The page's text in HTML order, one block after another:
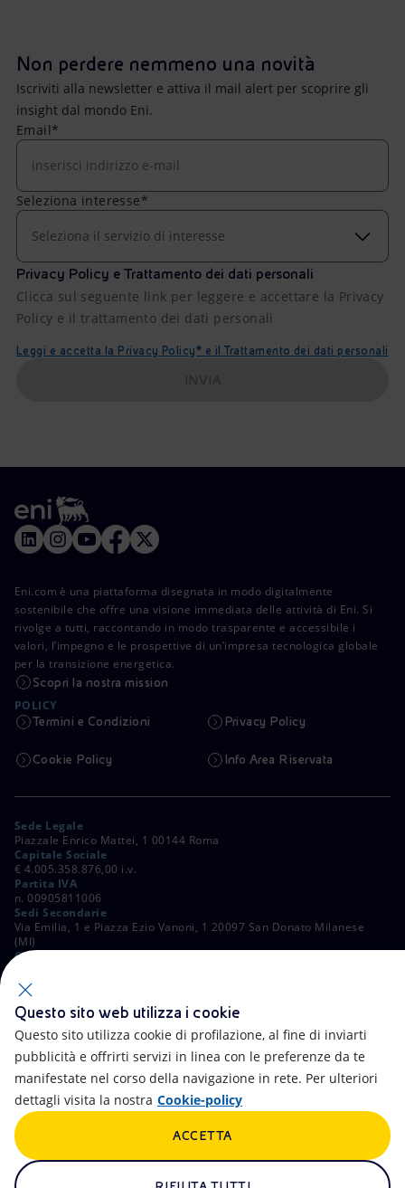
Non perdere nemmeno una novità
Iscriviti alla newsletter e attiva il mail alert per scoprire gli
insight dal mondo Eni.
Email*
Seleziona interesse*
Seleziona il servizio di interesse
Privacy Policy e Trattamento dei dati personali
Clicca sul seguente link per leggere e accettare la Privacy
Policy e il trattamento dei dati personali
Leggi e accetta la Privacy Policy* e il Trattamento dei dati personali
Eni.com è una piattaforma disegnata in modo digitalmente
sostenibile che offre una visione immediata delle attività di Eni. Si
rivolge a tutti, raccontando in modo trasparente e accessibile i
valori, l’impegno e le prospettive di un’impresa tecnologica globale
per la transizione energetica.
Scopri la nostra mission
POLICY
Termini e Condizioni Privacy Policy
Cookie Policy Info Area Riservata
Sede Legale
Piazzale Enrico Mattei, 1 00144 Roma
Capitale Sociale
€ 4.005.358.876,00 i.v.
Partita IVA
n. 00905811006
Sedi Secondarie
Via Emilia, 1 e Piazza Ezio Vanoni, 1 20097 San Donato Milanese
(MI)
C. Fiscale e Registro Imprese di Roma
ALTRI LINK
Accessibilità Calendario
Newsletter Intelligenza artificiale
Truffe e Phishing
Questo sito web utilizza i cookie
Questo sito utilizza cookie di profilazione, al fine di inviarti
pubblicità e offrirti servizi in linea con le preferenze da te
manifestate nel corso della navigazione in rete. Per ulteriori
dettagli visita la nostra Cookie-policy
ACCETTA